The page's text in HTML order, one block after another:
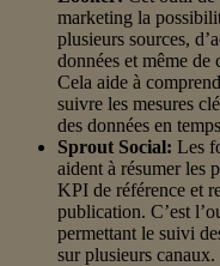
marketing la
plusieurs sources,
données et même de
Cela aide à
suivre les mesures
des données en
Sprout Social: Les
aident à résumer les
KPI de référence et
publication. C’est
permettant le suivi
sur plusieurs canaux.